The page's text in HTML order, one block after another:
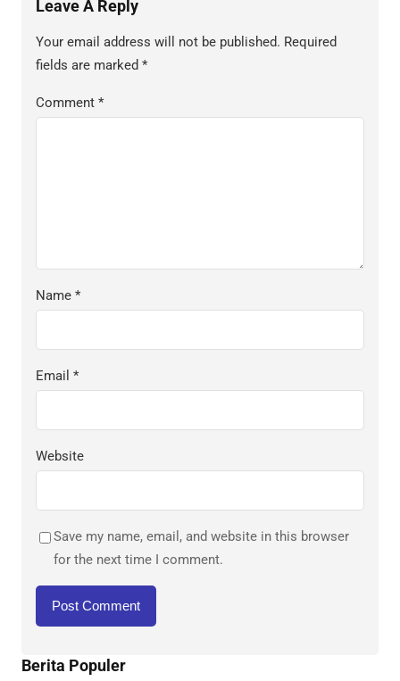
Leave A Reply
Your email address will not be published. Required
fields are marked *
Comment *
Name *
Email *
Website
Save my name, email, and website in this browser
for the next time I comment.
Berita Populer